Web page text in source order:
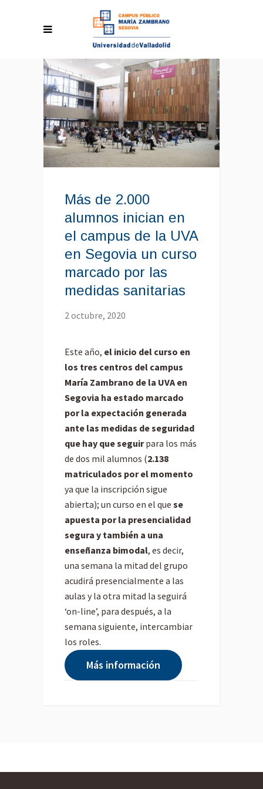
Más de 2.000
alumnos inician en
el campus de la UVA
en Segovia un curso
marcado por las
medidas sanitarias
2 octubre, 2020
Este año, el inicio del curso en
los tres centros del campus
María Zambrano de la UVA en
Segovia ha estado marcado
por la expectación generada
ante las medidas de seguridad
que hay que seguirpara los más
de dos mil alumnos (2.138
matriculados por el momento
ya que la inscripción sigue
abierta); un curso en el que se
apuesta por la presencialidad
segura y también a una
enseñanza bimodal, es decir,
una semana la mitad del grupo
acudirá presencialmente a las
aulas y la otra mitad la seguirá
‘on-line’, para después, a la
semana siguiente, intercambiar
los roles.
Más información